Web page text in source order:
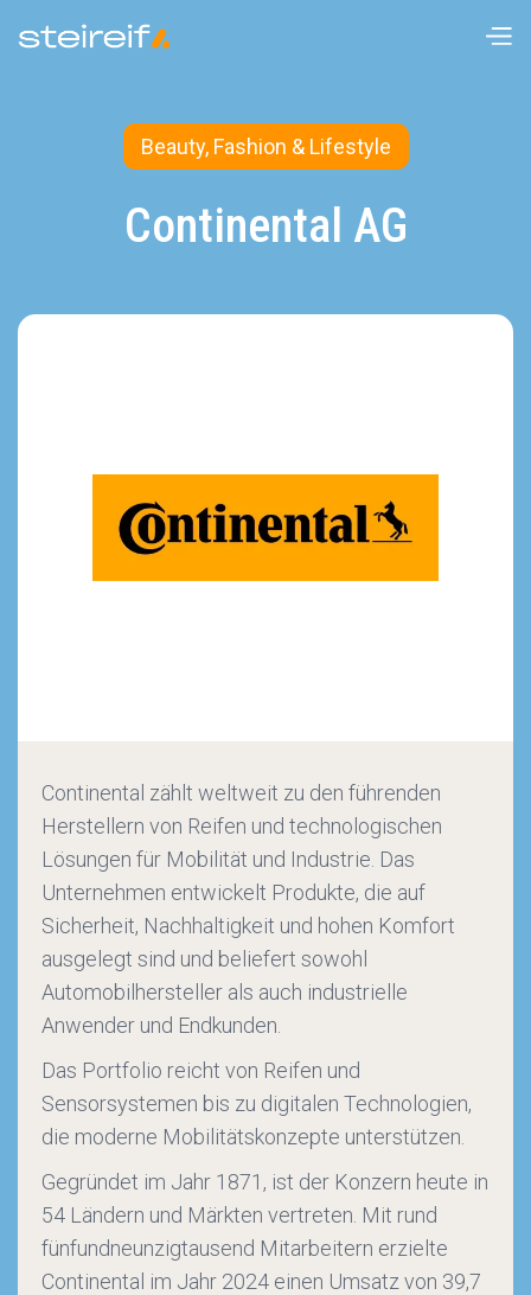
Beauty, Fashion & Lifestyle
Continental AG
Continental zählt weltweit zu den führenden
Herstellern von Reifen und technologischen
Lösungen für Mobilität und Industrie. Das
Unternehmen entwickelt Produkte, die auf
Sicherheit, Nachhaltigkeit und hohen Komfort
ausgelegt sind und beliefert sowohl
Automobilhersteller als auch industrielle
Anwender und Endkunden.
Das Portfolio reicht von Reifen und
Sensorsystemen bis zu digitalen Technologien,
die moderne Mobilitätskonzepte unterstützen.
Gegründet im Jahr 1871, ist der Konzern heute in
54 Ländern und Märkten vertreten. Mit rund
fünfundneunzigtausend Mitarbeitern erzielte
Continental im Jahr 2024 einen Umsatz von 39,7